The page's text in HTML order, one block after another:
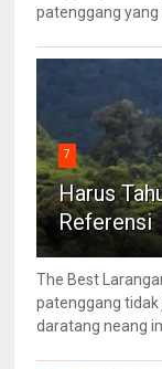
patenggang yang
7
Harus
Referensi
The Best
patenggang tidak
daratang neang